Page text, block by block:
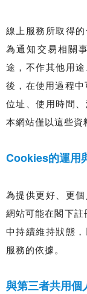
線上服務所取得
為通知交易相關
途，不作其他用
後，在使用過程
位址、使用時間
本網站僅以這些資
Cookies的運用
為提供更好、更
網站可能在閣下
中持續維持狀態
服務的依據。
與第三者共用個